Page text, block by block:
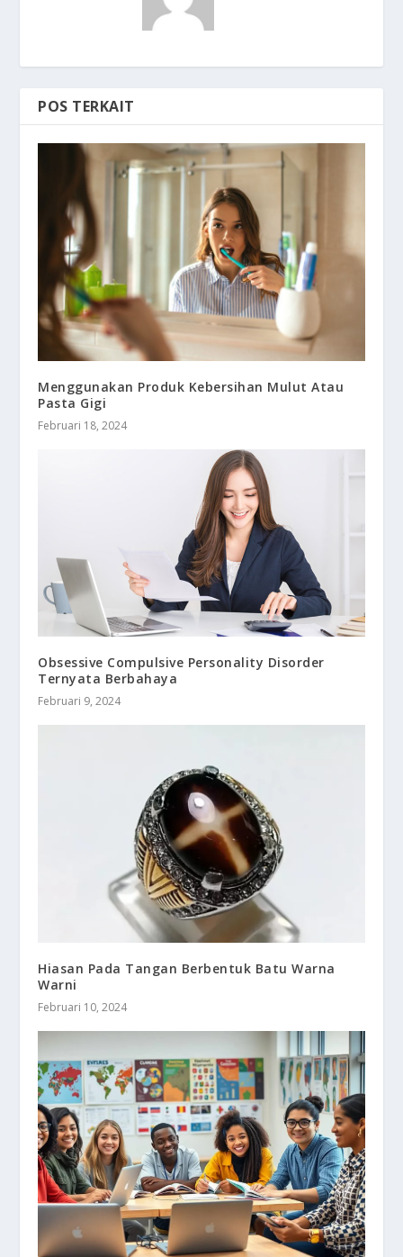
POS TERKAIT
Menggunakan Produk Kebersihan Mulut Atau
Pasta Gigi
Februari 18, 2024
Obsessive Compulsive Personality Disorder
Ternyata Berbahaya
Februari 9, 2024
Hiasan Pada Tangan Berbentuk Batu Warna
Warni
Februari 10, 2024